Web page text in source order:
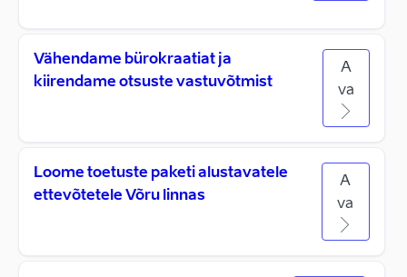
Vähendame bürokraatiat ja
kiirendame otsuste vastuvõtmist
A
va
Loome toetuste paketi alustavatele
ettevõtetele Võru linnas
A
va